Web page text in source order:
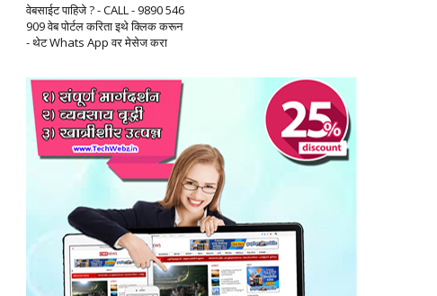
वेबसाईट पाहिजे ? - CALL - 9890 546
909 वेब पोर्टल करिता इथे क्लिक करून
- थेट Whats App वर मेसेज करा